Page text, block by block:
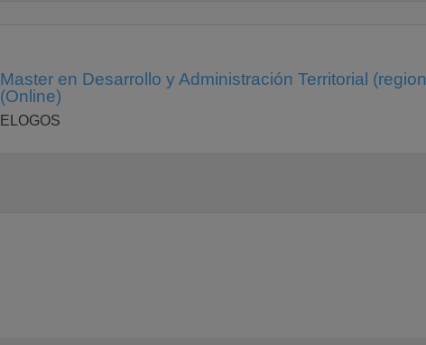
Master en Desarrollo y Administración Territorial
(Online)
ELOGOS